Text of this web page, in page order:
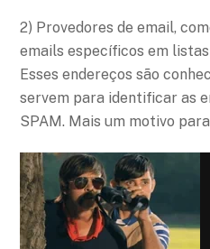
2) Provedores de email,
emails específicos em
Esses endereços são
servem para identificar as
SPAM. Mais um motivo